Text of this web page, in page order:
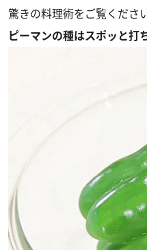
驚きの料理術をご覧ください
ピーマンの種はスポッと打